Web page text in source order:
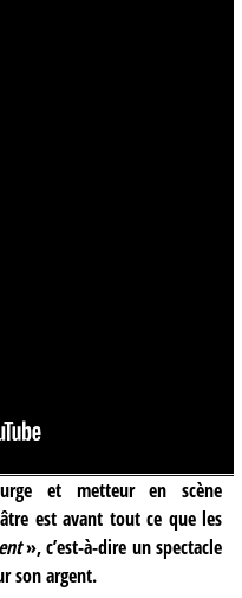
et metteur en scène
est avant tout ce que les
», c’est-à-dire un spectacle
son argent.